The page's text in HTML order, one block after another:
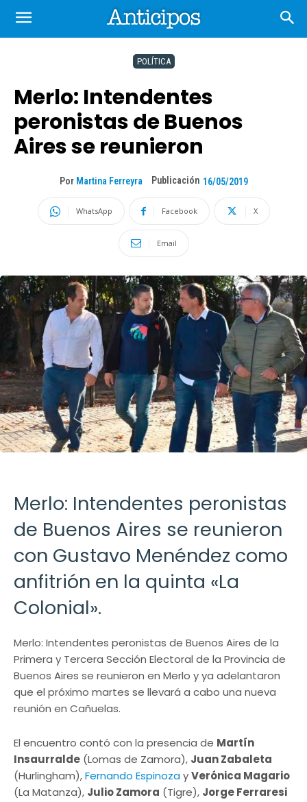
POLÍTICA
Merlo: Intendentes
peronistas de Buenos
Aires se reunieron
Por Martina Ferreyra Publicación 16/05/2019
WhatsApp Facebook X
Email
Merlo: Intendentes peronistas
de Buenos Aires se reunieron
con Gustavo Menéndez como
anfitrión en la quinta «La
Colonial».
Merlo: Intendentes peronistas de Buenos Aires de la
Primera y Tercera Sección Electoral de la Provincia de
Buenos Aires se reunieron en Merlo y ya adelantaron
que el próximo martes se llevará a cabo una nueva
reunión en Cañuelas.
El encuentro contó con la presencia de Martín
Insaurralde (Lomas de Zamora), Juan Zabaleta
(Hurlingham),Fernando EspinozayVerónica Magario
(La Matanza), Julio Zamora (Tigre), Jorge Ferraresi